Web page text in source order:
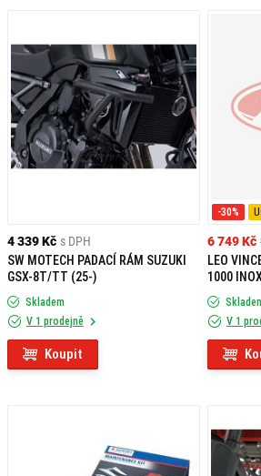
4 339 Kč s DPH
SW MOTECH PADACÍ RÁM SUZUKI
GSX-8T/TT (25-)
Skladem
V 1 prodejně
Koupit
-30%
6 749 Kč
LEO
1000
V 1